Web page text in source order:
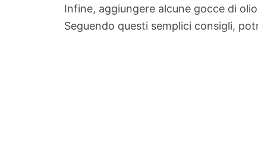
Infine, aggiungere alcune gocce di
Seguendo questi semplici consigli,